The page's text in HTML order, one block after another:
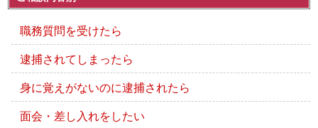
職務質問を受けたら
逮捕されてしまったら
身に覚えがないのに逮捕されたら
面会・差し入れをしたい